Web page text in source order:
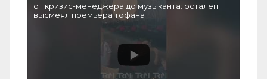
от кризис-менеджера до музыканта: осталеп
высмеял премьера тофана